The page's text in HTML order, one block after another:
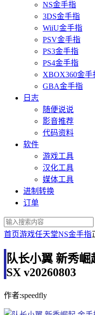
NS金手指
3DS金手指
WiiU金手指
PSV金手指
PS3金手指
PS4金手指
XBOX360金手
GBA金手指
日志
随便说说
影音推荐
代码资料
软件
游戏工具
汉化工具
媒体工具
进制转换
订单
首页游戏任天堂NS金手指
队长小翼 新秀崛
SX v20260803
作者:speedfly